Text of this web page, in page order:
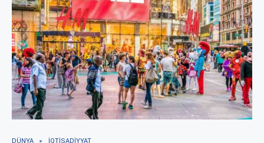
DÜNYA İQTISADIYYAT